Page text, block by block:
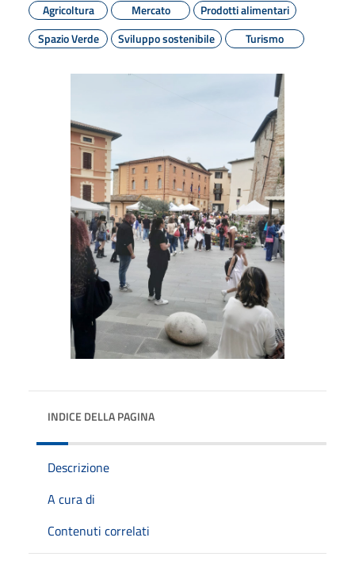
Agricoltura
Mercato
Prodotti alimentari
Spazio Verde
Sviluppo sostenibile Turismo
INDICE DELLA PAGINA
Descrizione
A cura di
Contenuti correlati